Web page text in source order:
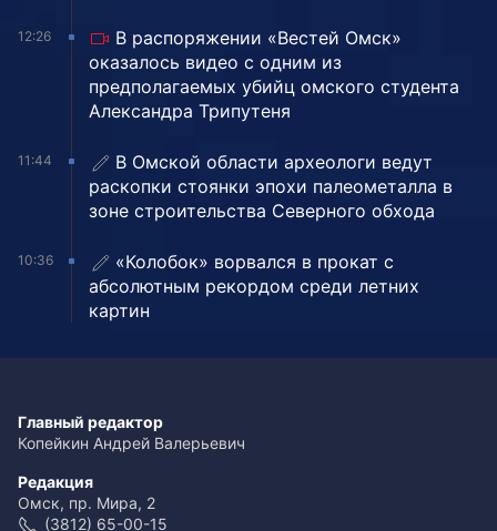
12:26
В распоряжении «Вестей Омск»
оказалось видео с одним из
предполагаемых убийц омского студента
Александра Трипутеня
11:44
В Омской области археологи ведут
раскопки стоянки эпохи палеометалла в
зоне строительства Северного обхода
10:36
«Колобок» ворвался в прокат с
абсолютным рекордом среди летних
картин
Главный редактор
Копейкин Андрей Валерьевич
Редакция
Омск, пр. Мира, 2
(3812) 65-00-15